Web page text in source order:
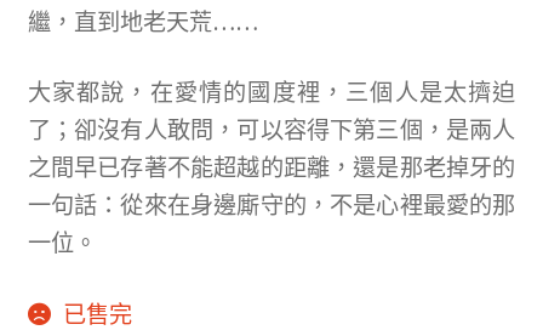
繼，直到地老天荒……
大家都說，在愛情的國度裡，三個人是太擠迫
了；卻沒有人敢問，可以容得下第三個，是兩人
之間早已存著不能超越的距離，還是那老掉牙的
一句話：從來在身邊廝守的，不是心裡最愛的那
一位。
已售完